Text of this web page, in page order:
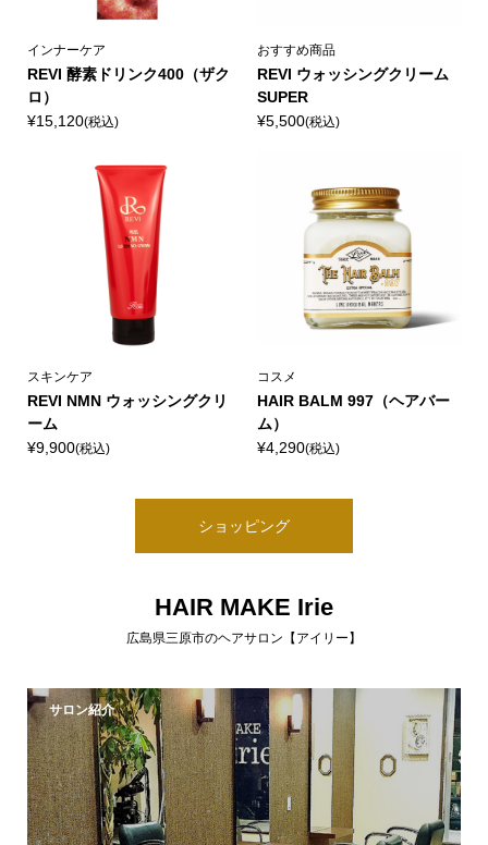
インナーケア
REVI 酵素ドリンク400（ザク
ロ）
¥15,120(税込)
おすすめ商品
REVI ウォッシングクリーム
SUPER
¥5,500(税込)
スキンケア
REVI NMN ウォッシングクリ
ーム
¥9,900(税込)
コスメ
HAIR BALM 997（ヘアバー
ム）
¥4,290(税込)
ショッピング
HAIR MAKE Irie
広島県三原市のヘアサロン【アイリー】
サロン紹介